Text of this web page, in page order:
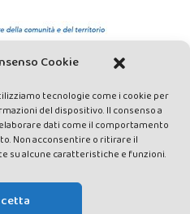
Cookie
tecnologie come i cookie per
del dispositivo. Il consenso a
dati come il comportamento
Non acconsentire o ritirare il
su alcune caratteristiche e funzioni.